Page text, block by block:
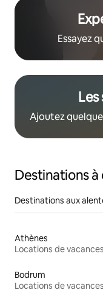
Essayez
Ajoutez
Destinations
Destinations aux
Athènes
Locations de vacances
Bodrum
Locations de vacances